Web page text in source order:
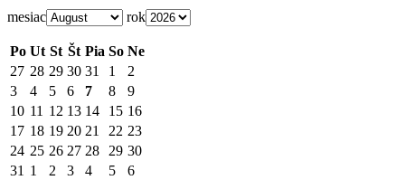
mesiac rok
Po Ut St Št Pia So Ne
27 28 29 30 31 1
2
3
4 5 6 7 8
9
10 11 12 13 14 15 16
17 18 19 20 21 22 23
24 25 26 27 28 29 30
31 1 2 3 4 5 6